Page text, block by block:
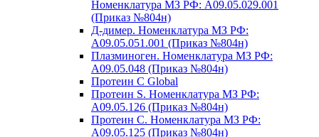
Номенклатура МЗ РФ: A09.05.029.001
(Приказ №804н)
Д-димер. Номенклатура МЗ РФ:
A09.05.051.001 (Приказ №804н)
Плазминоген. Номенклатура МЗ РФ:
A09.05.048 (Приказ №804н)
Протеин C Global
Протеин S. Номенклатура МЗ РФ:
A09.05.126 (Приказ №804н)
Протеин С. Номенклатура МЗ РФ:
A09.05.125 (Приказ №804н)